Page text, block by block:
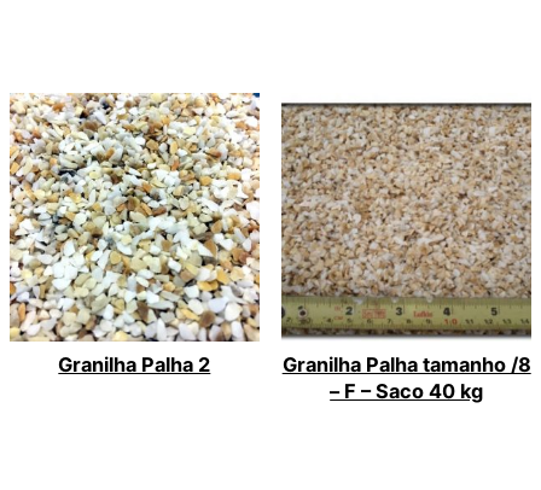
Granilha Palha 2
Granilha Palha tamanho /8
– F – Saco 40 kg